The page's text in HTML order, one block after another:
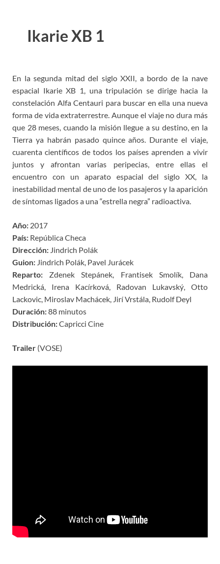
Ikarie XB 1
En la segunda mitad del siglo XXII, a bordo de la nave
espacial Ikarie XB 1, una tripulación se dirige hacia la
constelación Alfa Centauri para buscar en ella una nueva
forma de vida extraterrestre. Aunque el viaje no dura más
que 28 meses, cuando la misión llegue a su destino, en la
Tierra ya habrán pasado quince años. Durante el viaje,
cuarenta científicos de todos los países aprenden a vivir
juntos y afrontan varias peripecias, entre ellas el
encuentro con un aparato espacial del siglo XX, la
inestabilidad mental de uno de los pasajeros y la aparición
de síntomas ligados a una “estrella negra” radioactiva.
Año: 2017
País: República Checa
Dirección: Jindrich Polák
Guion: Jindrich Polák, Pavel Jurácek
Reparto: Zdenek Stepánek, Frantisek Smolík, Dana
Medrická, Irena Kacírková, Radovan Lukavský, Otto
Lackovic, Miroslav Machácek, Jirí Vrstála, Rudolf Deyl
Duración:88 minutos
Distribución:Capricci Cine
Trailer (VOSE)